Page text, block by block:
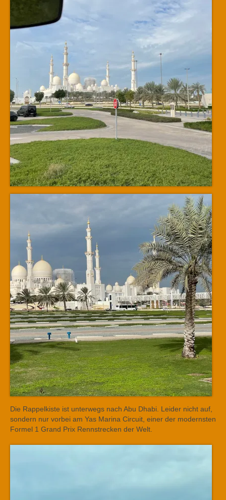
Die Rappelkiste ist unterwegs nach Abu Dhabi. Leider nicht auf,
sondern nur vorbei am Yas Marina Circuit, einer der modernsten
Formel 1 Grand Prix Rennstrecken der Welt.